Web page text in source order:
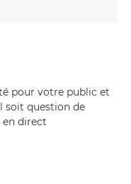
pour votre public et
soit question de
en direct